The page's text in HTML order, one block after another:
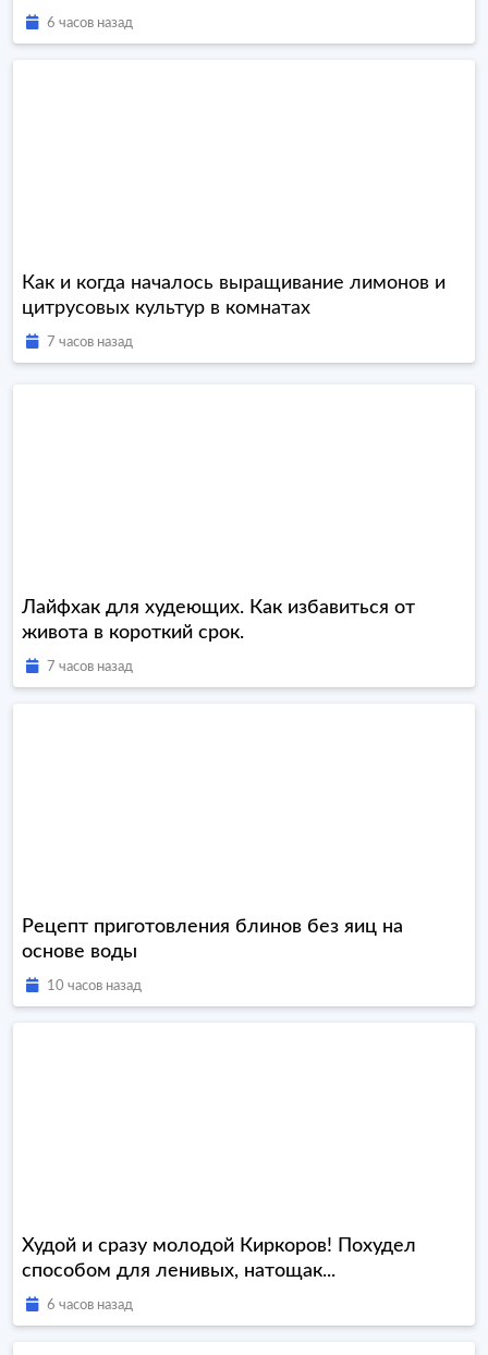
6 часов назад
Как и когда началось выращивание лимонов и
цитрусовых культур в комнатах
7 часов назад
Лайфхак для худеющих. Как избавиться от
живота в короткий срок.
7 часов назад
Рецепт приготовления блинов без яиц на
основе воды
10 часов назад
Худой и сразу молодой Киркоров! Похудел
способом для ленивых, натощак...
6 часов назад